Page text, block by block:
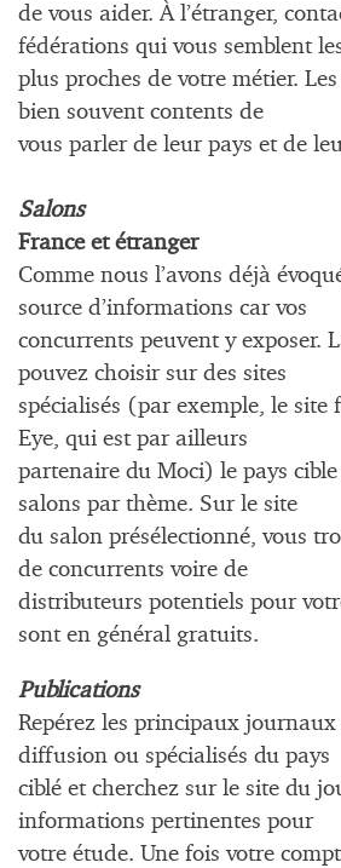
de vous aider. À l’étranger,
fédérations qui vous semblent
plus proches de votre métier.
bien souvent contents de
vous parler de leur pays et de
Salons
France et étranger
Comme nous l’avons déjà
source d’informations car vos
concurrents peuvent y exposer.
pouvez choisir sur des sites
spécialisés (par exemple, le site
Eye, qui est par ailleurs
partenaire du Moci) le pays
salons par thème. Sur le site
du salon présélectionné, vous
de concurrents voire de
distributeurs potentiels pour
sont en général gratuits.
Publications
Repérez les principaux
diffusion ou spécialisés du pays
ciblé et cherchez sur le site du
informations pertinentes pour
votre étude. Une fois votre